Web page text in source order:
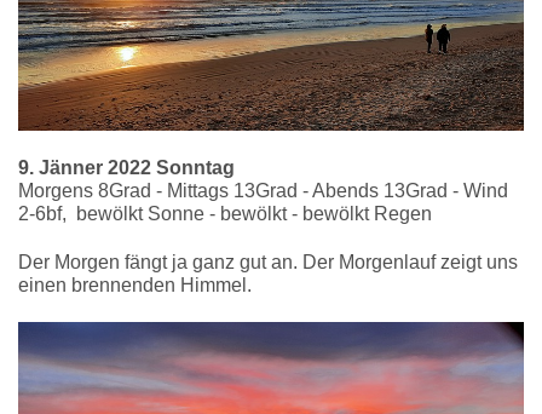
9. Jänner 2022 Sonntag
Morgens 8Grad - Mittags 13Grad - Abends 13Grad - Wind
2-6bf, bewölkt Sonne - bewölkt - bewölkt Regen
Der Morgen fängt ja ganz gut an. Der Morgenlauf zeigt uns
einen brennenden Himmel.